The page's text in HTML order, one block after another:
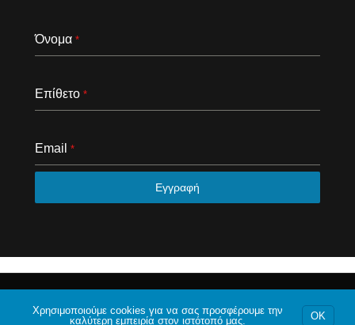
Όνομα *
Επίθετο *
Email *
Εγγραφή
νομίμου δικαιώματος.
Χρησιμοποιούμε cookies για να σας προσφέρουμε την
καλύτερη εμπειρία στον ιστότοπό μας.
OK